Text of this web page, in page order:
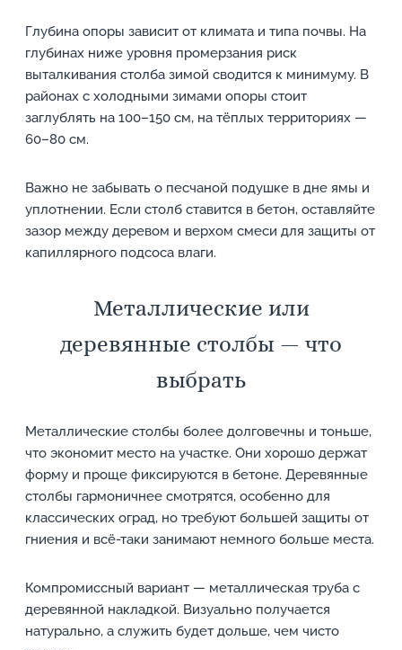
Глубина опоры зависит от климата и типа почвы. На
глубинах ниже уровня промерзания риск
выталкивания столба зимой сводится к минимуму. В
районах с холодными зимами опоры стоит
заглублять на 100–150 см, на тёплых территориях —
60–80 см.
Важно не забывать о песчаной подушке в дне ямы и
уплотнении. Если столб ставится в бетон, оставляйте
зазор между деревом и верхом смеси для защиты от
капиллярного подсоса влаги.
Металлические или
деревянные столбы — что
выбрать
Металлические столбы более долговечны и тоньше,
что экономит место на участке. Они хорошо держат
форму и проще фиксируются в бетоне. Деревянные
столбы гармоничнее смотрятся, особенно для
классических оград, но требуют большей защиты от
гниения и всё-таки занимают немного больше места.
Компромиссный вариант — металлическая труба с
деревянной накладкой. Визуально получается
натурально, а служить будет дольше, чем чисто